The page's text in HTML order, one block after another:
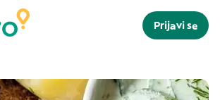
Prijavi se